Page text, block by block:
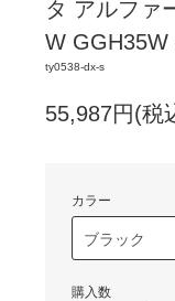
タ アルファ
W GGH35W
ty0538-dx-s
55,987円(税
カラー
購入数